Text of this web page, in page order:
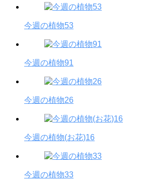
今週の植物53
今週の植物91
今週の植物26
今週の植物(お花)16
今週の植物33